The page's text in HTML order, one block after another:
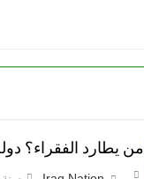
من يطارد الفقراء؟